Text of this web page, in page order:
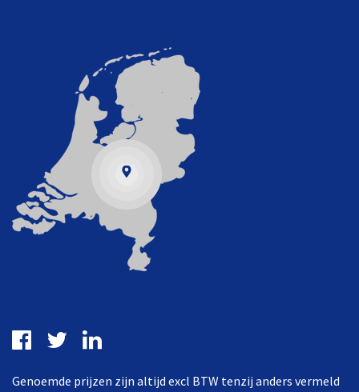
Genoemde prijzen zijn altijd excl BTW tenzij anders vermeld